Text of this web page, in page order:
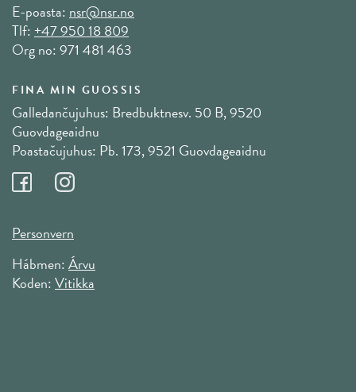
E-poasta: nsr@nsr.no
Tlf:+47 950 18 809
Org no: 971 481 463
FINA MIN GUOSSIS
Galledančujuhus: Bredbuktnesv. 50 B, 9520
Guovdageaidnu
Poastačujuhus: Pb. 173, 9521 Guovdageaidnu
Personvern
Hábmen:Árvu
Koden:Vitikka